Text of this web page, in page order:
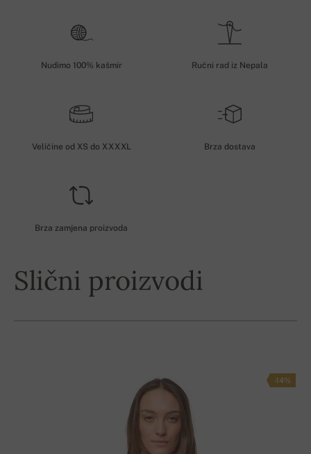
Nudimo 100% kašmir Ručni rad iz Nepala
Veličine od XS do XXXXL Brza dostava
Brza zamjena proizvoda
Slični proizvodi
-14%